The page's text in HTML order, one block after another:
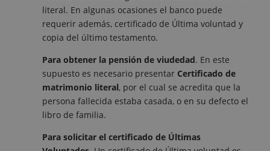
literal. En algunas ocasiones el banco puede
requerir además, certificado de Última voluntad y
copia del último testamento.
Para obtener la pensión de viudedad. En este
supuesto es necesario presentar Certificado de
matrimonio literal, por el cual se acredita que la
persona fallecida estaba casada, o en su defecto el
libro de familia.
Para solicitar el certificado de Últimas